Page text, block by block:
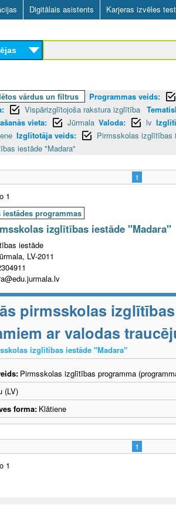
Skip
to
main
content
Digitālais asistents Karjeras izvēles
vārdus un filtrus Programmas veids:
Vispārizglītojoša rakstura izglītība
vieta: Jūrmala Valoda: lv
Izglītotāja veids: Pirmsskolas izglītības
iestāde "Madara"
1
1
programmas
izglītības iestāde "Madara"
iestāde
LV-2011
pirmsskolas
ar valodas
izglītības iestāde "Madara"
Pirmsskolas izglītības programma
(LV)
forma: Klātiene
1
1